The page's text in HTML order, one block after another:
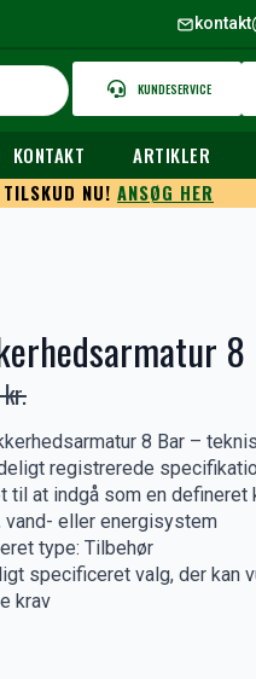
KUNDESERVICE
KONTAKT ARTIKLER
NU! ANSØG HER
kr.
8 Bar –
registrerede
til at indgå som en
vand- eller energisystem
type: Tilbehør
specificeret valg, der kan
krav